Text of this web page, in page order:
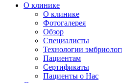
О клинике
О клинике
Фотогалерея
Обзор
Специалисты
Технологии
Пациентам
Сертификаты
Пациенты о Нас